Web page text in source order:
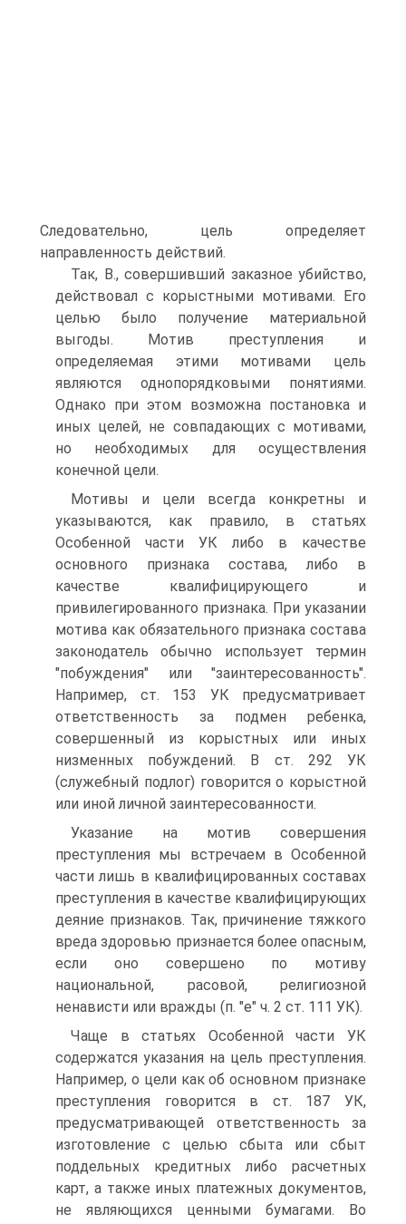
Следовательно, цель определяет
направленность действий.
Так, В., совершивший заказное убийство,
действовал с корыстными мотивами. Его
целью было получение материальной
выгоды. Мотив преступления и
определяемая этими мотивами цель
являются однопорядковыми понятиями.
Однако при этом возможна постановка и
иных целей, не совпадающих с мотивами,
но необходимых для осуществления
конечной цели.
Мотивы и цели всегда конкретны и
указываются, как правило, в статьях
Особенной части УК либо в качестве
основного признака состава, либо в
качестве квалифицирующего и
привилегированного признака. При указании
мотива как обязательного признака состава
законодатель обычно использует термин
"побуждения" или "заинтересованность".
Например, ст. 153 УК предусматривает
ответственность за подмен ребенка,
совершенный из корыстных или иных
низменных побуждений. В ст. 292 УК
(служебный подлог) говорится о корыстной
или иной личной заинтересованности.
Указание на мотив совершения
преступления мы встречаем в Особенной
части лишь в квалифицированных составах
преступления в качестве квалифицирующих
деяние признаков. Так, причинение тяжкого
вреда здоровью признается более опасным,
если оно совершено по мотиву
национальной, расовой, религиозной
ненависти или вражды (п. "е" ч. 2 ст. 111 УК).
Чаще в статьях Особенной части УК
содержатся указания на цель преступления.
Например, о цели как об основном признаке
преступления говорится в ст. 187 УК,
предусматривающей ответственность за
изготовление с целью сбыта или сбыт
поддельных кредитных либо расчетных
карт, а также иных платежных документов,
не являющихся ценными бумагами. Во